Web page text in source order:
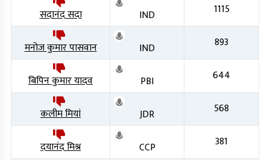
सदानंद सदा IND 1115
मनोज कुमार पासवान IND 893
बिपिन कुमार यादव PBI 644
कलीम मियां JDR 568
दयानंद मिश्र CCP 381